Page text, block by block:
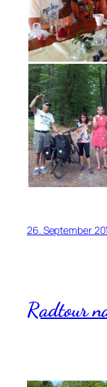
26. September
Radtour